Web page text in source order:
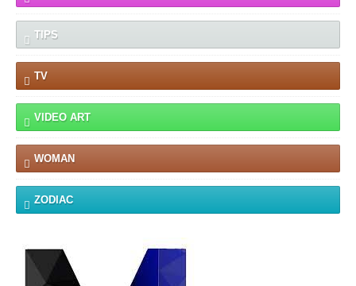
TIPS
TV
VIDEO ART
WOMAN
ZODIAC